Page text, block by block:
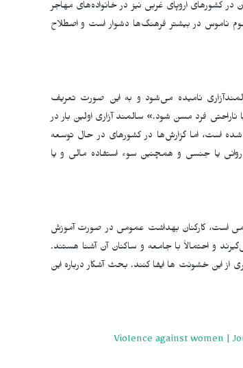
کشورهای اروپای غربی نیز در خانواده‌های مهاجر
ناموس در بیشتر فرهنگ­‌ها دشوار است و اصطلاح
نامیده می‌شود و به این صورت تعریف
فرد مسن شود.» سالمند آزاری اولین بار در
است، اما گزارش­‌ها در کشورهای در حال توسعه
یا جنسی و همچنین سوء استفاده مالی و یا
است، کارکنان بهداشت عمومی در صورت آموزش
و احتمالاً با جامعه و ساکنان آن آشنا هستند.
این خشونت ها ایفا کنند. بحث آشکار درباره این
Violence against women |